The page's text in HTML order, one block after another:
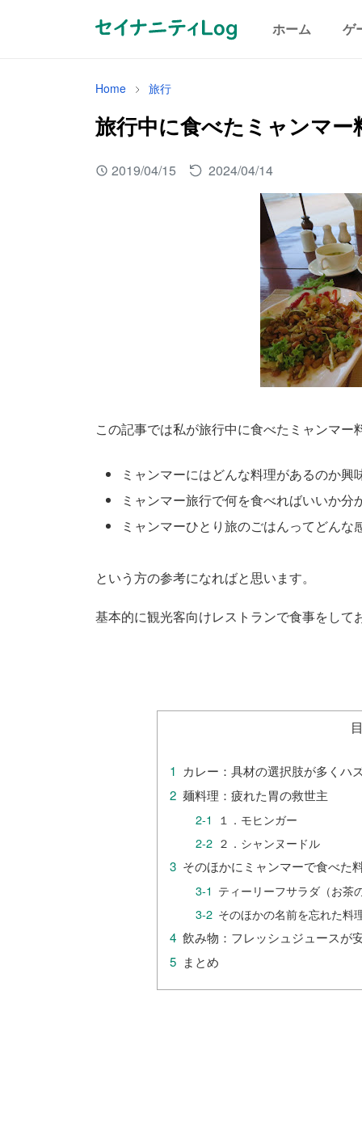
ホーム ゲ
Home 旅行
旅行中に食べたミャンマ
2019/04/15 2024/04/14
この記事では私が旅行中に食べたミャンマー
ミャンマーにはどんな料理があるのか興
ミャンマー旅行で何を食べればいいか分
ミャンマーひとり旅のごはんってどんな
という方の参考になればと思います。
基本的に観光客向けレストランで食事をし
カレー：具材の選択肢が多くハ
麺料理：疲れた胃の救世主
１．モヒンガー
２．シャンヌードル
そのほかにミャンマーで食べた
ティーリーフサラダ（お茶
そのほかの名前を忘れた料
飲み物：フレッシュジュースが
まとめ